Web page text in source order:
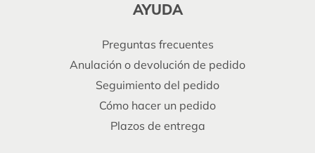
AYUDA
Preguntas frecuentes
Anulación o devolución de pedido
Seguimiento del pedido
Cómo hacer un pedido
Plazos de entrega